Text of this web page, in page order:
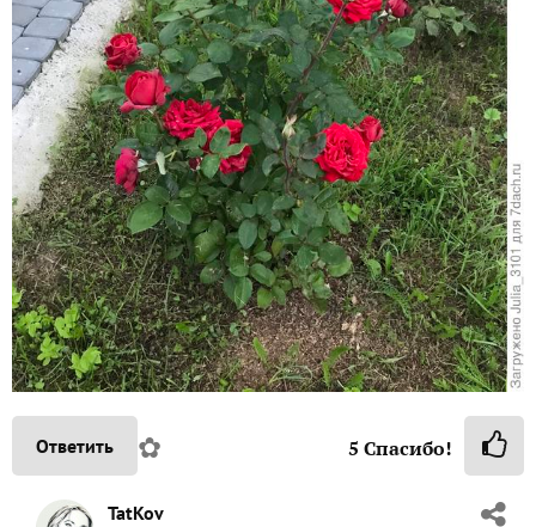
Ответить ✿ 5 Спасибо!
TatKov